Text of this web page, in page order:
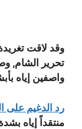
وقد لاقت
تحرير الشام,
واصفين إياه
رد الدغيم على
منتقداً إياه